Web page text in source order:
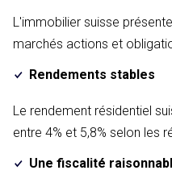
L'immobilier suisse
marchés actions et
Rendements stables
Le rendement résidentiel
entre 4% et 5,8% selon les
Une fiscalité